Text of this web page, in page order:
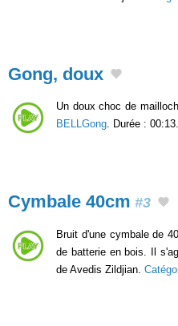
Gong, doux
Un doux choc de
BELLGong. Durée : 00:13.
Cymbale 40cm #3
Bruit d'une cymbale de
de batterie en bois. Il
de Avedis Zildjian.